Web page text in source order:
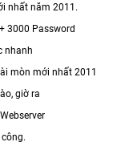
nhất năm 2011.
3000 Password
nhanh
mòn mới nhất 2011
giờ ra